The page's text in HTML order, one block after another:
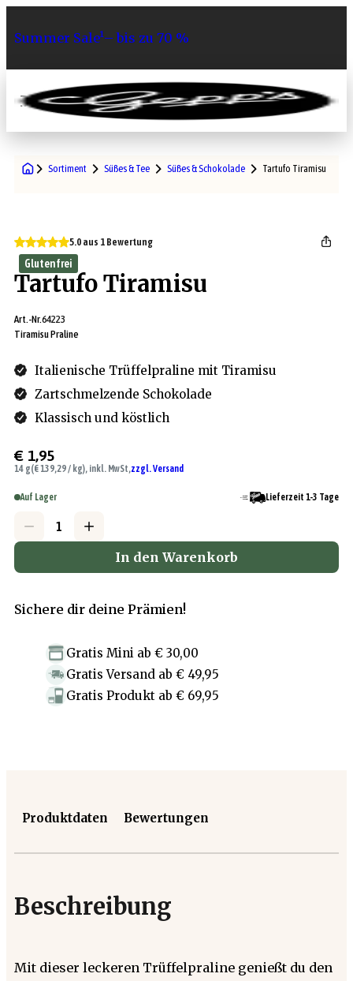
Summer Sale¹– bis zu 70 %
0
Sortiment Süßes & Tee Süßes & Schokolade Tartufo Tiramisu
Glutenfrei
5.0 aus 1 Bewertung
Tartufo Tiramisu
Art.-Nr.64223
Tiramisu Praline
Italienische Trüffelpraline mit Tiramisu
Zartschmelzende Schokolade
Klassisch und köstlich
€ 1,95
14 g(€ 139,29 / kg), inkl. MwSt,zzgl. Versand
Auf Lager Lieferzeit 1-3 Tage
In den Warenkorb
Sichere dir deine Prämien!
Gratis Mini ab € 30,00
Gratis Versand ab € 49,95
Gratis Produkt ab € 69,95
Produktdaten Bewertungen
Beschreibung
Mit dieser leckeren Trüffelpraline genießt du den